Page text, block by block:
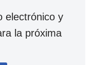
electrónico y
la próxima